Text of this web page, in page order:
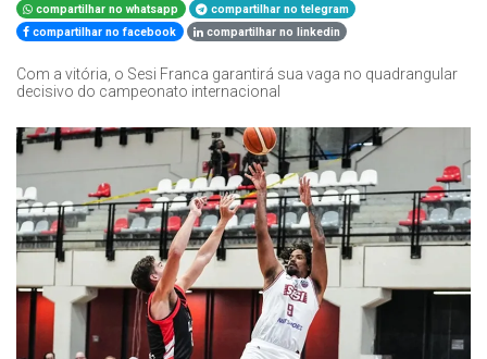
compartilhar no whatsapp
compartilhar no telegram
compartilhar no facebook
compartilhar no linkedin
Com a vitória, o Sesi Franca garantirá sua vaga no quadrangular
decisivo do campeonato internacional